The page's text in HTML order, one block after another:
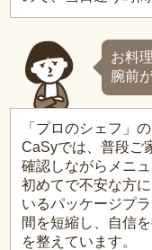
お料
腕前
「プロのシェフ」
CaSyでは、普段ご
確認しながらメニ
初めてで不安な方
いるパッケージプ
間を短縮し、自信
を整えています。